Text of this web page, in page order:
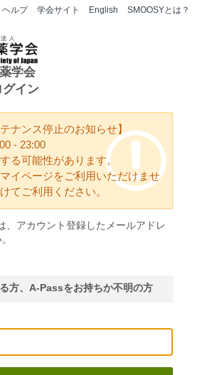
ヘルプ 学会サイト English SMOOSYとは？
学会
イン
ナンス停止のお知らせ】
- 23:00
る可能性があります。
イページをご利用いただけませ
てご利用ください。
、アカウント登録したメールアドレ
方、A-Passをお持ちか不明の方